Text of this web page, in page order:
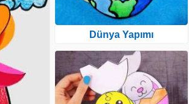
Dünya Yapımı